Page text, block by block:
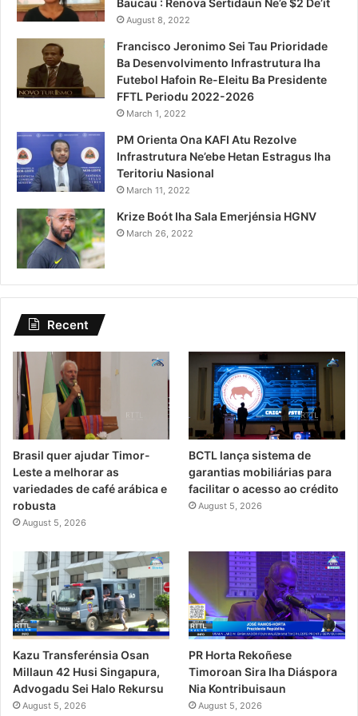
August 8, 2022
Francisco Jeronimo Sei Tau Prioridade
Ba Desenvolvimento Infrastrutura Iha
Futebol Hafoin Re-Eleitu Ba Presidente
FFTL Periodu 2022-2026
March 1, 2022
PM Orienta Ona KAFI Atu Rezolve
Infrastrutura Ne’ebe Hetan Estragus Iha
Teritoriu Nasional
March 11, 2022
Krize Boót Iha Sala Emerjénsia HGNV
March 26, 2022
Recent
Brasil quer ajudar Timor-
Leste a melhorar as
variedades de café arábica e
robusta
August 5, 2026
BCTL lança sistema de
garantias mobiliárias para
facilitar o acesso ao crédito
August 5, 2026
Kazu Transferénsia Osan
Millaun 42 Husi Singapura,
Advogadu Sei Halo Rekursu
August 5, 2026
PR Horta Rekoñese
Timoroan Sira Iha Diáspora
Nia Kontribuisaun
August 5, 2026